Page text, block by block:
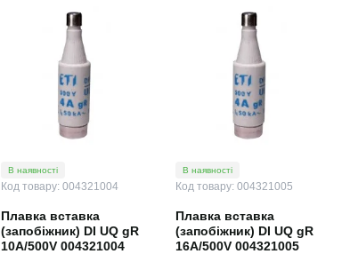
В наявності
Код товару: 004321004
Плавка вставка
(запобіжник) DI UQ gR
10A/500V 004321004
В наявності
Код товару: 004321005
Плавка вставка
(запобіжник) DI UQ gR
16A/500V 004321005